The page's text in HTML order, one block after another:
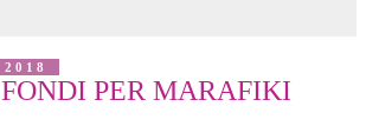
PER MARAFIKI